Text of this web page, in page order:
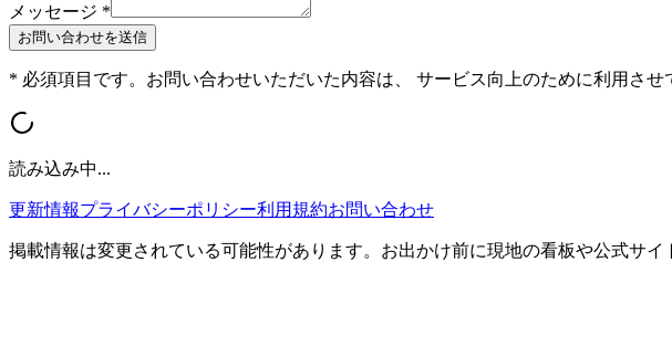
メッセージ *
お問い合わせを送信
* 必須項目です。お問い合わせいただいた内容は、 サービス向上のために利用させ
読み込み中...
更新情報プライバシーポリシー利用規約お問い合わせ
掲載情報は変更されている可能性があります。お出かけ前に現地の看板や公式サイ